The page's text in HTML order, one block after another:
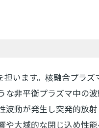
います。核融合プラズ
な非平衡プラズマ中の
動が発生し突発的放射
や大域的な閉じ込め性